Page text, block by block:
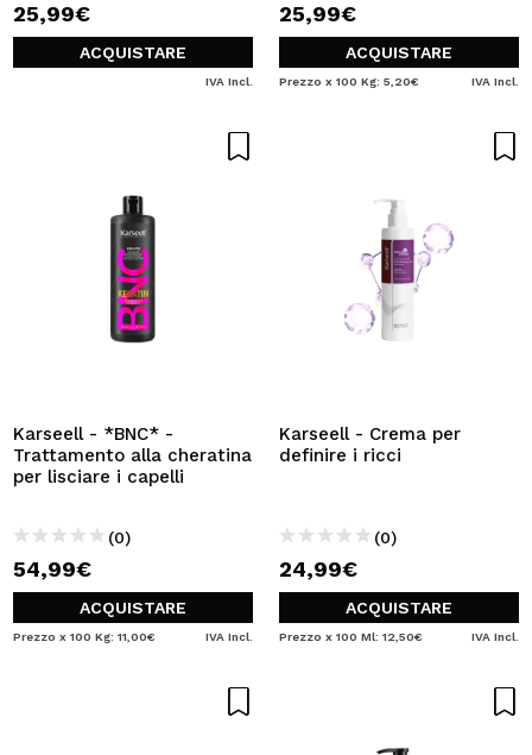
25,99€
ACQUISTARE
IVA Incl.
25,99€
ACQUISTARE
Prezzo x 100 Kg: 5,20€ IVA Incl.
Karseell - *BNC* -
Trattamento alla cheratina
per lisciare i capelli
(0)
54,99€
ACQUISTARE
Prezzo x 100 Kg: 11,00€ IVA Incl.
Karseell - Crema per
definire i ricci
(0)
24,99€
ACQUISTARE
Prezzo x 100 Ml: 12,50€ IVA Incl.